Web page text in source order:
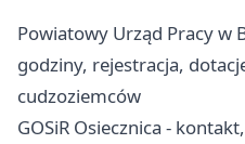
Powiatowy Urząd Pracy w
godziny, rejestracja,
cudzoziemców
GOSiR Osiecznica -